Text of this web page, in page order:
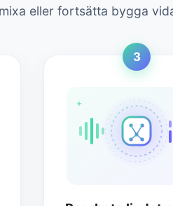
eller fortsätta bygga
3